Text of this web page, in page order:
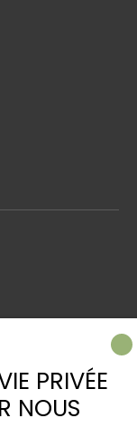
PRIVÉE
NOUS